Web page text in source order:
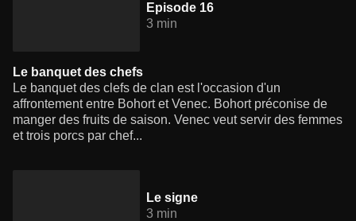
Episode 16
3 min
Le banquet des chefs
Le banquet des clefs de clan est l'occasion d'un
affrontement entre Bohort et Venec. Bohort préconise de
manger des fruits de saison. Venec veut servir des femmes
et trois porcs par chef...
Le signe
3 min